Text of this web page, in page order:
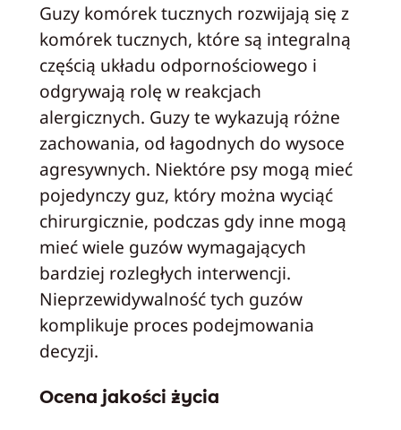
Guzy komórek tucznych rozwijają się z
komórek tucznych, które są integralną
częścią układu odpornościowego i
odgrywają rolę w reakcjach
alergicznych. Guzy te wykazują różne
zachowania, od łagodnych do wysoce
agresywnych. Niektóre psy mogą mieć
pojedynczy guz, który można wyciąć
chirurgicznie, podczas gdy inne mogą
mieć wiele guzów wymagających
bardziej rozległych interwencji.
Nieprzewidywalność tych guzów
komplikuje proces podejmowania
decyzji.
Ocena jakości życia